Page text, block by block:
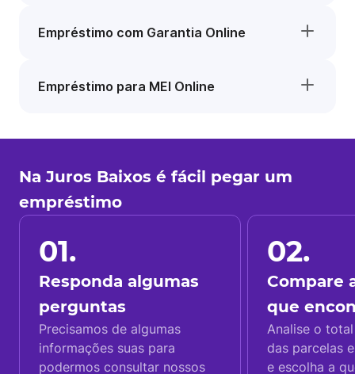
Empréstimo com Garantia Online
Empréstimo para MEI Online
Na Juros Baixos é fácil pegar um
empréstimo
01.
Responda algumas
perguntas
Precisamos de algumas
informações suas para
podermos consultar nossos
02.
Compare
que
Analise o
das parcelas
e escolha a